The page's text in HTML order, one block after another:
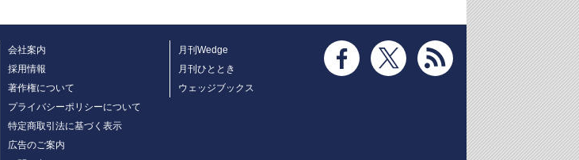
会社案内
採用情報
著作権について
プライバシーポリシーについて
特定商取引法に基づく表示
広告のご案内
月刊Wedge
月刊ひととき
ウェッジブックス